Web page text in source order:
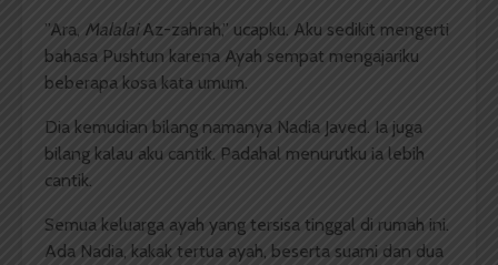
”Ara, MalalaiAz-zahrah,” ucapku. Aku sedikit mengerti
bahasa Pushtun karena Ayah sempat mengajariku
beberapa kosa kata umum.
Dia kemudian bilang namanya Nadia Javed. Ia juga
bilang kalau aku cantik. Padahal menurutku ia lebih
cantik.
Semua keluarga ayah yang tersisa tinggal di rumah ini.
Ada Nadia, kakak tertua ayah, beserta suami dan dua